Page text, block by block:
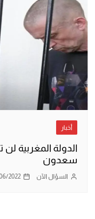
أخبار
الدولة المغربية
سعدون
السؤال الآن 2022